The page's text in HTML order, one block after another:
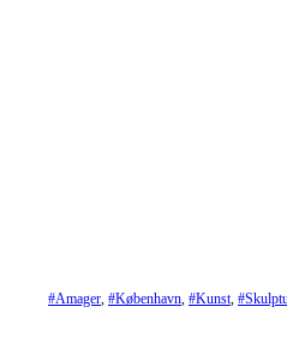
Amager, København, Kunst,